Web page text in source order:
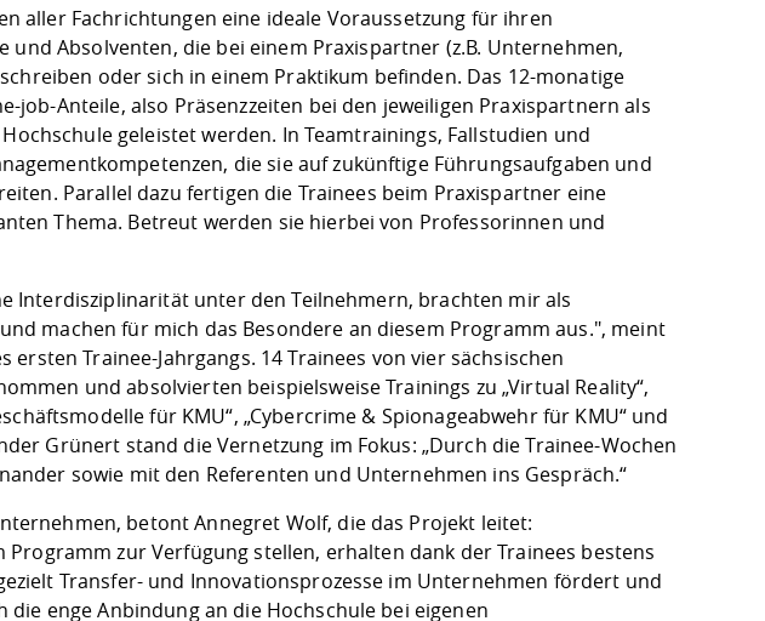
aller Fachrichtungen eine ideale Voraussetzung für ihren
und Absolventen, die bei einem Praxispartner (z.B. Unternehmen,
oder sich in einem Praktikum befinden. Das 12-monatige
job-Anteile, also Präsenzzeiten bei den jeweiligen Praxispartnern als
geleistet werden. In Teamtrainings, Fallstudien und
die sie auf zukünftige Führungsaufgaben und
Parallel dazu fertigen die Trainees beim Praxispartner eine
Thema. Betreut werden sie hierbei von Professorinnen und
Interdisziplinarität unter den Teilnehmern, brachten mir als
machen für mich das Besondere an diesem Programm aus.", meint
Trainee-Jahrgangs. 14 Trainees von vier sächsischen
und absolvierten beispielsweise Trainings zu „Virtual Reality“,
für KMU“, „Cybercrime & Spionageabwehr für KMU“ und
Grünert stand die Vernetzung im Fokus: „Durch die Trainee-Wochen
sowie mit den Referenten und Unternehmen ins Gespräch.“
betont Annegret Wolf, die das Projekt leitet:
zur Verfügung stellen, erhalten dank der Trainees bestens
Transfer- und Innovationsprozesse im Unternehmen fördert und
enge Anbindung an die Hochschule bei eigenen